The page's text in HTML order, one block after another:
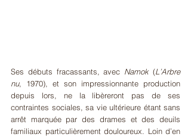
Ses débuts fracassants, avec Namok (L’Arbre
nu, 1970), et son impressionnante production
depuis lors, ne la libèreront pas de ses
contraintes sociales, sa vie ultérieure étant sans
arrêt marquée par des drames et des deuils
familiaux particulièrement douloureux. Loin d’en